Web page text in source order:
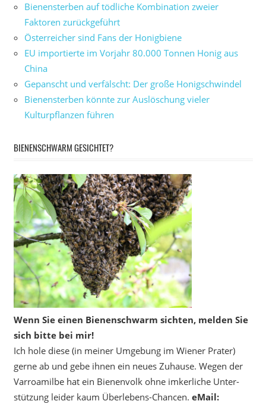
Bienensterben auf tödliche Kombination zweier
Faktoren zurückgeführt
Österreicher sind Fans der Honigbiene
EU importierte im Vorjahr 80.000 Tonnen Honig aus
China
Gepanscht und verfälscht: Der große Honigschwindel
Bienensterben könnte zur Auslöschung vieler
Kulturpflanzen führen
BIENENSCHWARM GESICHTET?
Wenn Sie einen Bienenschwarm sichten, melden Sie
sich bitte bei mir!
Ich hole diese (in meiner Umgebung im Wiener Prater)
gerne ab und gebe ihnen ein neues Zuhause. Wegen der
Varroamilbe hat ein Bienenvolk ohne imkerliche Unter­
stützung leider kaum Überlebens-Chancen. eMail: